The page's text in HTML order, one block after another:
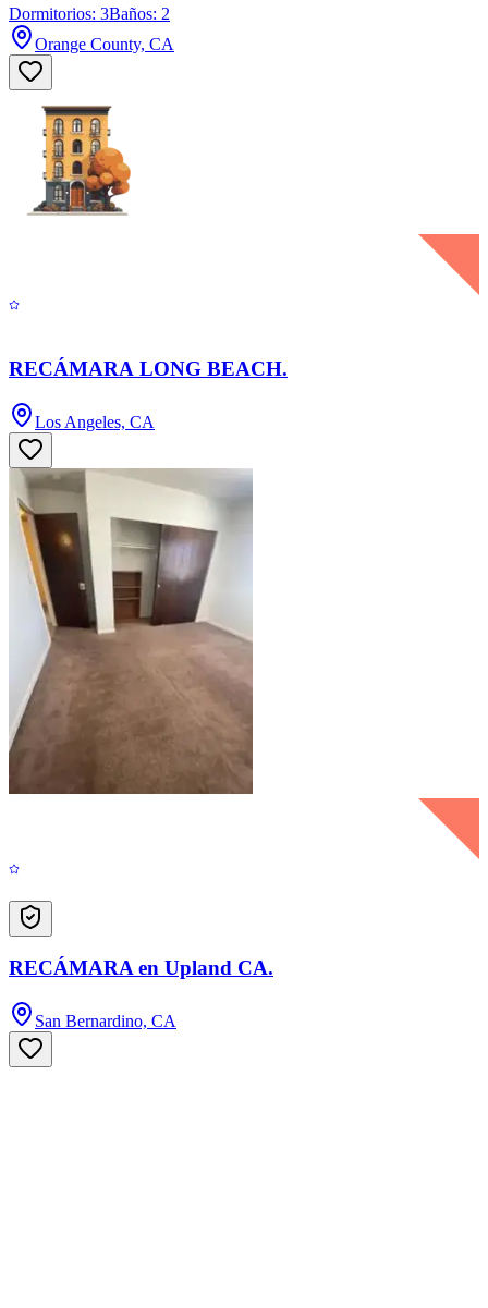
Dormitorios: 3Baños: 2
Orange County, CA
RECÁMARA LONG BEACH.
Los Angeles, CA
RECÁMARA en Upland CA.
San Bernardino, CA